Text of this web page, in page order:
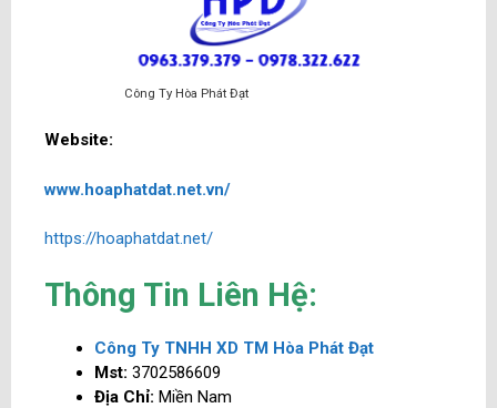
Công Ty Hòa Phát Đạt
Website:
www.hoaphatdat.net.vn/
https://hoaphatdat.net/
Thông Tin Liên Hệ:
Công Ty TNHH XD TM Hòa Phát Đạt
Mst: 3702586609
Địa Chỉ: Miền Nam